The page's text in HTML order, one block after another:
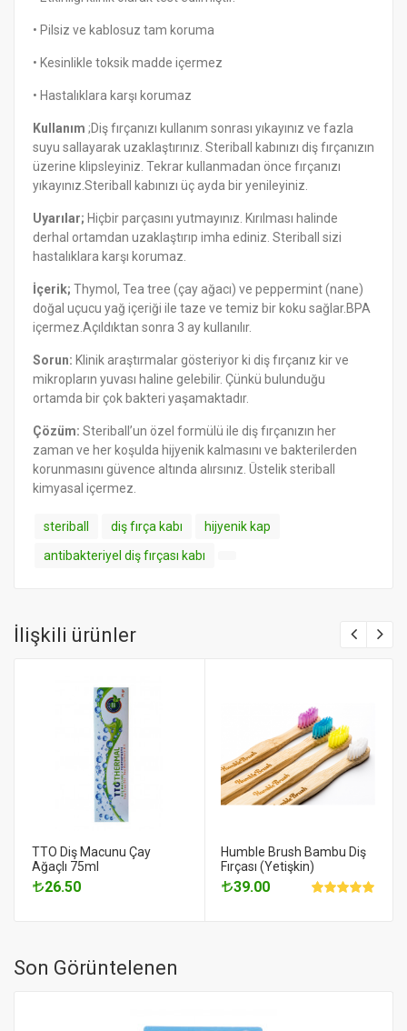
• Pilsiz ve kablosuz tam koruma
• Kesinlikle toksik madde içermez
• Hastalıklara karşı korumaz
Kullanım ;Diş fırçanızı kullanım sonrası yıkayınız ve fazla
suyu sallayarak uzaklaştırınız. Steriball kabınızı diş fırçanızın
üzerine klipsleyiniz. Tekrar kullanmadan önce fırçanızı
yıkayınız.Steriball kabınızı üç ayda bir yenileyiniz.
Uyarılar; Hiçbir parçasını yutmayınız. Kırılması halinde
derhal ortamdan uzaklaştırıp imha ediniz. Steriball sizi
hastalıklara karşı korumaz.
İçerik; Thymol, Tea tree (çay ağacı) ve peppermint (nane)
doğal uçucu yağ içeriği ile taze ve temiz bir koku sağlar.BPA
içermez.Açıldıktan sonra 3 ay kullanılır.
Sorun: Klinik araştırmalar gösteriyor ki diş fırçanız kir ve
mikropların yuvası haline gelebilir. Çünkü bulunduğu
ortamda bir çok bakteri yaşamaktadır.
Çözüm: Steriball’un özel formülü ile diş fırçanızın her
zaman ve her koşulda hijyenik kalmasını ve bakterilerden
korunmasını güvence altında alırsınız. Üstelik steriball
kimyasal içermez.
steriball diş fırça kabı
hijyenik kap
antibakteriyel diş fırçası kabı
İlişkili ürünler
TTO Diş Macunu Çay
Ağaçlı 75ml
26.50
Humble Brush Bambu Diş
Fırçası (Yetişkin)
39.00
Son Görüntelenen